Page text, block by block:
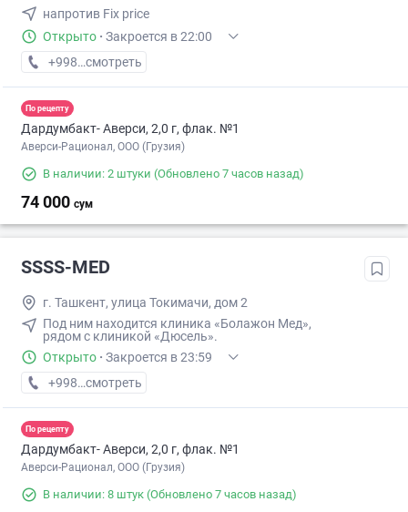
напротив Fix price
Открыто · Закроется в 22:00
+998 (94) XXX-XX-XX
смотреть
По рецепту
Дардумбакт- Аверси, 2,0 г, флак. №1
Аверси-Рационал, ООО (Грузия)
В наличии: 2 штуки (Обновлено 7 часов назад)
74 000 сум
SSSS-MED
г. Ташкент, улица Токимачи, дом 2
Под ним находится клиника «Болажон Мед»,
рядом с клиникой «Дюсель».
Открыто · Закроется в 23:59
+998 (95) XXX-XX-XX
смотреть
По рецепту
Дардумбакт- Аверси, 2,0 г, флак. №1
Аверси-Рационал, ООО (Грузия)
В наличии: 8 штук (Обновлено 7 часов назад)